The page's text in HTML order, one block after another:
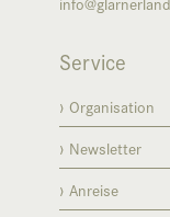
Service
Organisation
Newsletter
Anreise